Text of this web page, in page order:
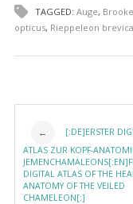
TAGGED: Auge,
opticus, Rieppeleon
Post
←
[:DE]ERSTER
ATLAS ZUR KOPF-
DIGITAL ATLAS OF THE
ANATOMY OF THE VEILED
CHAMELEON[:]